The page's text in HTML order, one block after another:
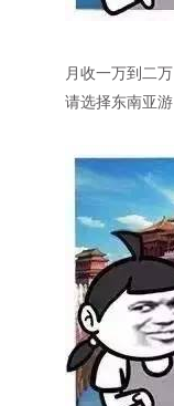
月收一万到二万
请选择东南亚游